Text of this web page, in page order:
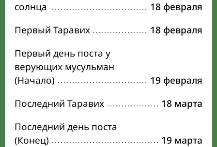
солнца
18 февраля
Первый Таравих
18 февраля
Первый день поста у
верующих мусульман
(Начало)
19 февраля
Последний Таравих
18 марта
Последний день поста
(Конец)
19 марта